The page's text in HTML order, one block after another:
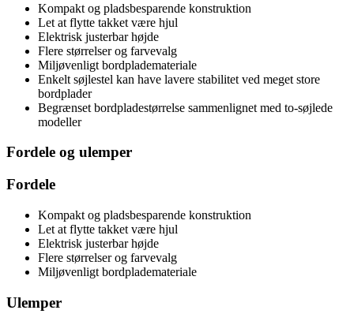
Kompakt og pladsbesparende konstruktion
Let at flytte takket være hjul
Elektrisk justerbar højde
Flere størrelser og farvevalg
Miljøvenligt bordplademateriale
Enkelt søjlestel kan have lavere stabilitet ved meget store
bordplader
Begrænset bordpladestørrelse sammenlignet med to-søjlede
modeller
Fordele og ulemper
Fordele
Kompakt og pladsbesparende konstruktion
Let at flytte takket være hjul
Elektrisk justerbar højde
Flere størrelser og farvevalg
Miljøvenligt bordplademateriale
Ulemper